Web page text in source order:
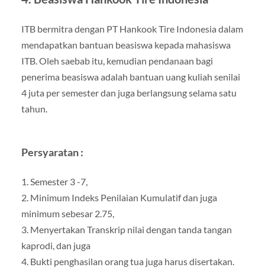
ITB bermitra dengan PT Hankook Tire Indonesia dalam
mendapatkan bantuan beasiswa kepada mahasiswa
ITB. Oleh saebab itu, kemudian pendanaan bagi
penerima beasiswa adalah bantuan uang kuliah senilai
4 juta per semester dan juga berlangsung selama satu
tahun.
Persyaratan :
1. Semester 3 -7,
2. Minimum Indeks Penilaian Kumulatif dan juga
minimum sebesar 2.75,
3. Menyertakan Transkrip nilai dengan tanda tangan
kaprodi, dan juga
4. Bukti penghasilan orang tua juga harus disertakan.